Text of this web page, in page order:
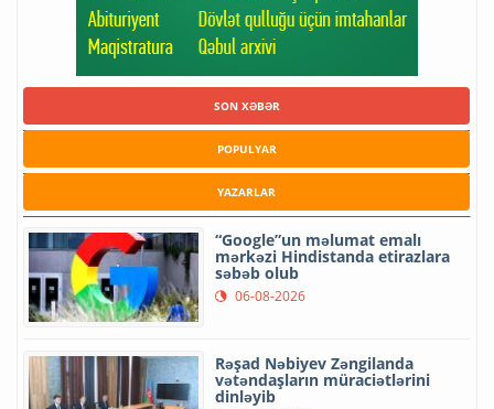
SON XƏBƏR
POPULYAR
YAZARLAR
“Google”un məlumat emalı
mərkəzi Hindistanda etirazlara
səbəb olub
06-08-2026
Rəşad Nəbiyev Zəngilanda
vətəndaşların müraciətlərini
dinləyib